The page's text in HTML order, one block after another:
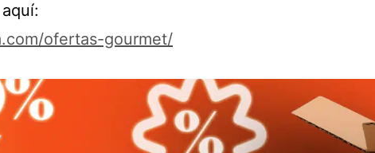
ofertas-gourmet/